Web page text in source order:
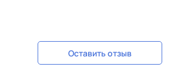
Оставить отзыв